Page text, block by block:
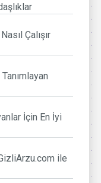
Çalışır
İçin En İyi
ile